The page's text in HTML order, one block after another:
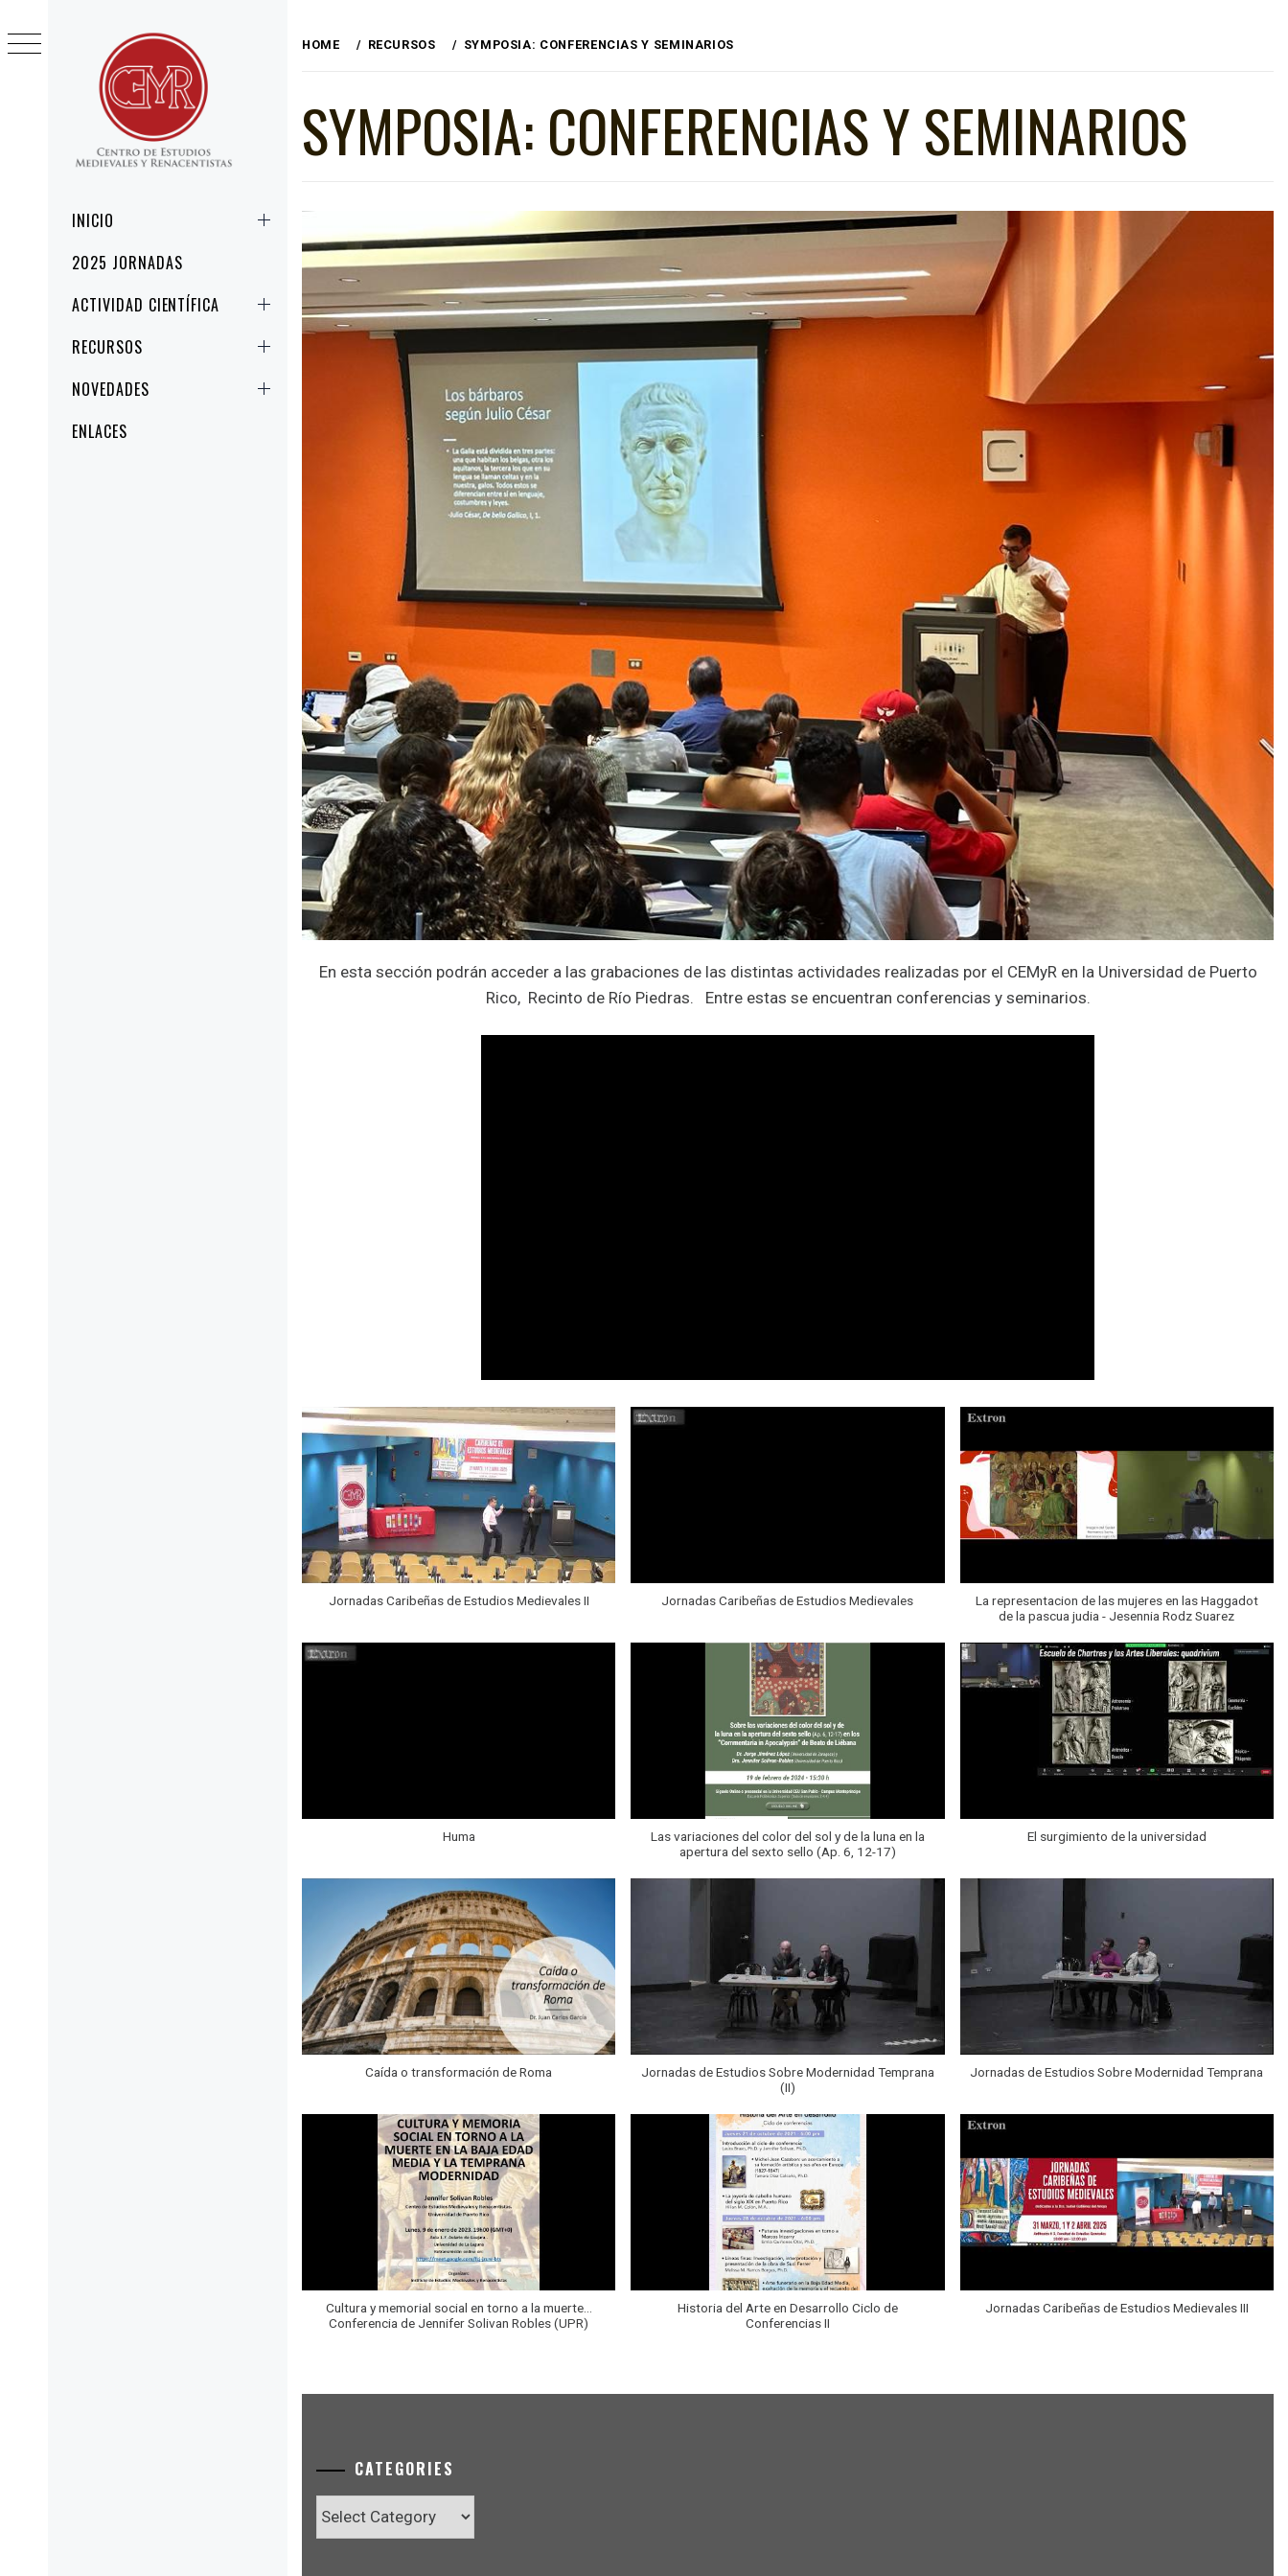
MenuINICIO
2025 JORNADAS
ACTIVIDAD CIENTÍFICA
RECURSOS
NOVEDADES
ENLACES
to
HOME RECURSOS SYMPOSIA: CONFERENCIAS Y SEMINARIOS
SYMPOSIA: CONFERENCIAS Y SEMINARIOS
En esta sección podrán acceder a las grabaciones de las distintas actividades realizadas por el CEMyR en la Universidad de Puerto
Rico, Recinto de Río Piedras. Entre estas se encuentran conferencias y seminarios.
Jornadas Caribeñas de Estudios Medievales II Jornadas Caribeñas de Estudios Medievales
La representacion de las mujeres en las Haggadot
de la pascua judia - Jesennia Rodz Suarez
Huma
Las variaciones del color del sol y de la luna en la
apertura del sexto sello (Ap. 6, 12-17)
El surgimiento de la universidad
Caída o transformación de Roma
Jornadas de Estudios Sobre Modernidad Temprana
(II)
Jornadas de Estudios Sobre Modernidad Temprana
Cultura y memorial social en torno a la muerte...
Conferencia de Jennifer Solivan Robles (UPR)
Historia del Arte en Desarrollo Ciclo de
Conferencias II
Jornadas Caribeñas de Estudios Medievales III
CATEGORIES